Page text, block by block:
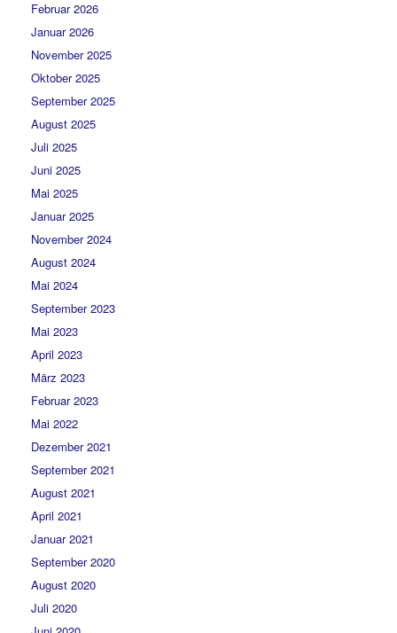
Februar 2026
Januar 2026
November 2025
Oktober 2025
September 2025
August 2025
Juli 2025
Juni 2025
Mai 2025
Januar 2025
November 2024
August 2024
Mai 2024
September 2023
Mai 2023
April 2023
März 2023
Februar 2023
Mai 2022
Dezember 2021
September 2021
August 2021
April 2021
Januar 2021
September 2020
August 2020
Juli 2020